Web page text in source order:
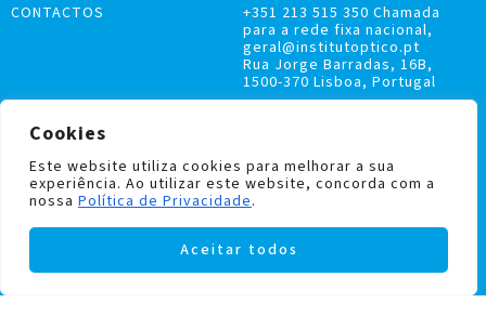
Cookies
Este website utiliza cookies para melhorar a sua
experiência. Ao utilizar este website, concorda com a
nossa Política de Privacidade.
Aceitar todos
LIVRO DE RECLAMAÇÕES
POLÍTICA DE PRIVACIDADE E COOKIES
CONTACTOS
+351 213 515 350 Chamada
para a rede fixa nacional,
geral@institutoptico.pt
Rua Jorge Barradas, 16B,
1500-370 Lisboa, Portugal